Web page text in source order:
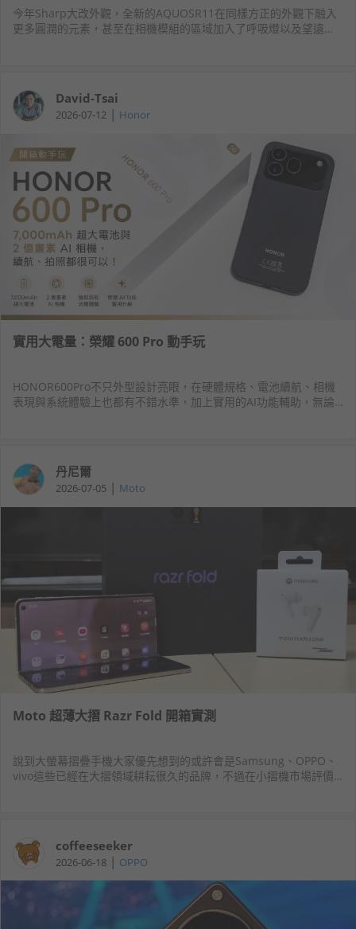
今年Sharp大改外觀，全新的AQUOSR11在同樣方正的外觀下融入
更多圓潤的元素，甚至在相機模組的區域加入了呼吸燈以及望遠鏡
David-Tsai
2026-07-12 | Honor
實用大電量：榮耀 600 Pro 動手玩
HONOR600Pro不只外型設計亮眼，在硬體規格、電池續航、相機
表現與系統體驗上也都有不錯水準，加上實用的AI功能輔助，無論
丹尼爾
2026-07-05 | Moto
Moto 超薄大摺 Razr Fold 開箱實測
說到大螢幕摺疊手機大家優先想到的或許會是Samsung、OPPO、
vivo這些已經在大摺領域耕耘很久的品牌，不過在小摺機市場評價
coffeeseeker
2026-06-18 | OPPO